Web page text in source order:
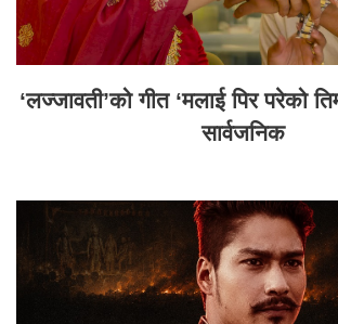
‘लज्जावती’को गीत ‘मलाई पिर परेको
सार्वजनिक